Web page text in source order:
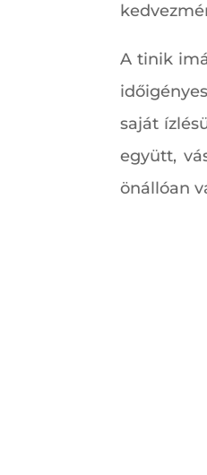
A tinik
saját
együtt,
önállóan